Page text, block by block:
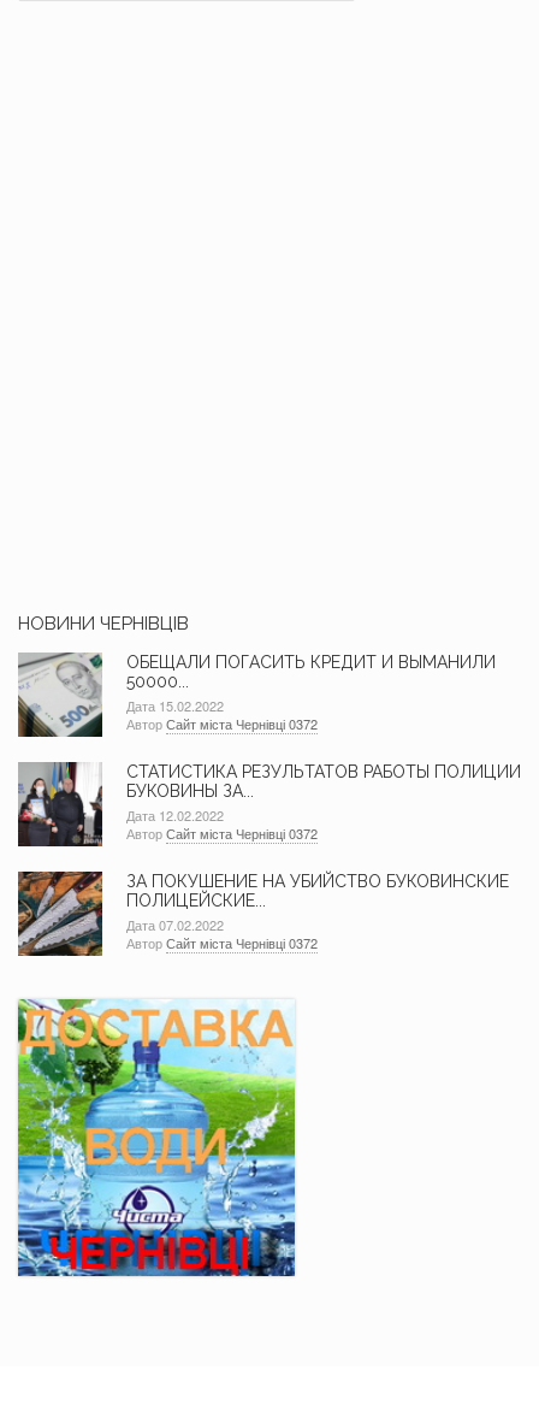
НОВИНИ ЧЕРНІВЦІВ
ОБЕЩАЛИ ПОГАСИТЬ КРЕДИТ И ВЫМАНИЛИ
50000...
Дата 15.02.2022
АвторСайт міста Чернівці 0372
СТАТИСТИКА РЕЗУЛЬТАТОВ РАБОТЫ ПОЛИЦИИ
БУКОВИНЫ ЗА...
Дата 12.02.2022
АвторСайт міста Чернівці 0372
ЗА ПОКУШЕНИЕ НА УБИЙСТВО БУКОВИНСКИЕ
ПОЛИЦЕЙСКИЕ...
Дата 07.02.2022
АвторСайт міста Чернівці 0372